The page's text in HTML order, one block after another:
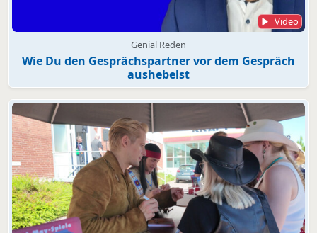
Video
Genial Reden
Wie Du den Gesprächspartner vor dem Gespräch
aushebelst